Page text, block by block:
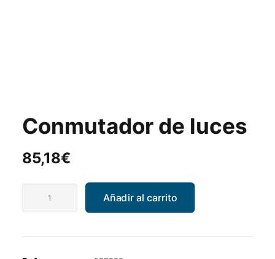
Conmutador de luces
85,18€
Añadir al carrito